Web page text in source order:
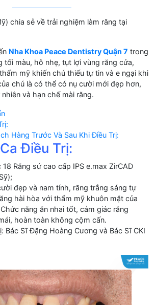
chia sẻ về trải nghiệm làm răng tại
Nha Khoa Peace Dentistry Quận 7 trong
tối màu, hô nhẹ, tụt lợi vùng răng cửa,
mỹ khiến chú thiếu tự tin và e ngại khi
chú là có thể có nụ cười mới đẹp hơn,
và hạn chế mài răng.
Hàng Trước Và Sau Khi Điều Trị:
Điều Trị:
18 Răng sứ cao cấp IPS e.max ZirCAD
đẹp và nam tính, răng trắng sáng tự
hài hòa với thẩm mỹ khuôn mặt của
năng ăn nhai tốt, cảm giác răng
hoàn toàn không cộm cấn.
Bác Sĩ Đặng Hoàng Cương và Bác Sĩ CKI